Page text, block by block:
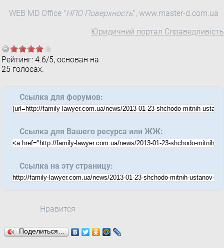
WEB MD Office "НПО Поверхность", www.master-d.com.ua
Юридичний портал Справедливість
Рейтинг: 4.6/5, основан на
25 голосах.
Ссылка для форумов:
Ссылка для Вашего ресурса или ЖЖ:
Ссылка на эту страницу:
Нравится
Поделиться…